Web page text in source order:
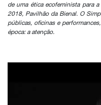
de uma ética ecofeminista para
2018, Pavilhão da Bienal. O
públicas, oficinas e
época: a atenção.